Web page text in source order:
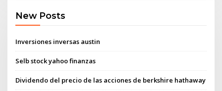
New Posts
Inversiones inversas austin
Selb stock yahoo finanzas
Dividendo del precio de las acciones de berkshire hathaway